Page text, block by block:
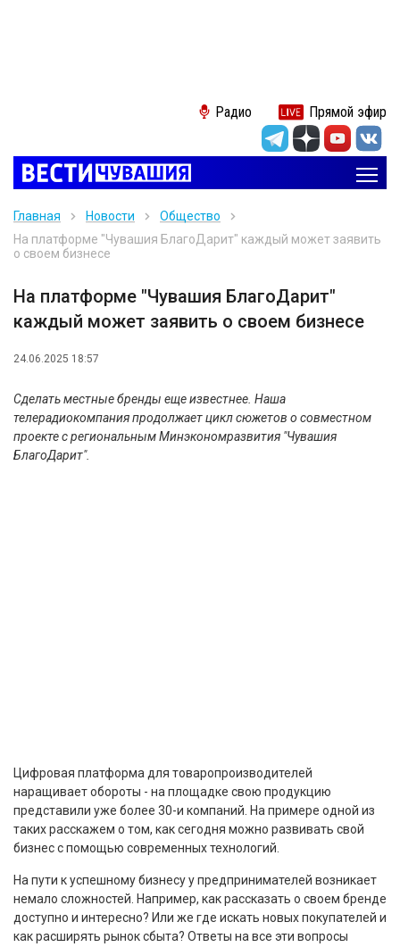
Радио Прямой эфир
Главная Новости
Общество
На платформе "Чувашия БлагоДарит" каждый может заявить
о своем бизнесе
На платформе "Чувашия БлагоДарит"
каждый может заявить о своем бизнесе
24.06.2025 18:57
Сделать местные бренды еще известнее. Наша
телерадиокомпания продолжает цикл сюжетов о совместном
проекте с региональным Минэкономразвития "Чувашия
БлагоДарит".
Цифровая платформа для товаропроизводителей
наращивает обороты - на площадке свою продукцию
представили уже более 30-и компаний. На примере одной из
таких расскажем о том, как сегодня можно развивать свой
бизнес с помощью современных технологий.
На пути к успешному бизнесу у предпринимателей возникает
немало сложностей. Например, как рассказать о своем бренде
доступно и интересно? Или же где искать новых покупателей и
как расширять рынок сбыта? Ответы на все эти вопросы